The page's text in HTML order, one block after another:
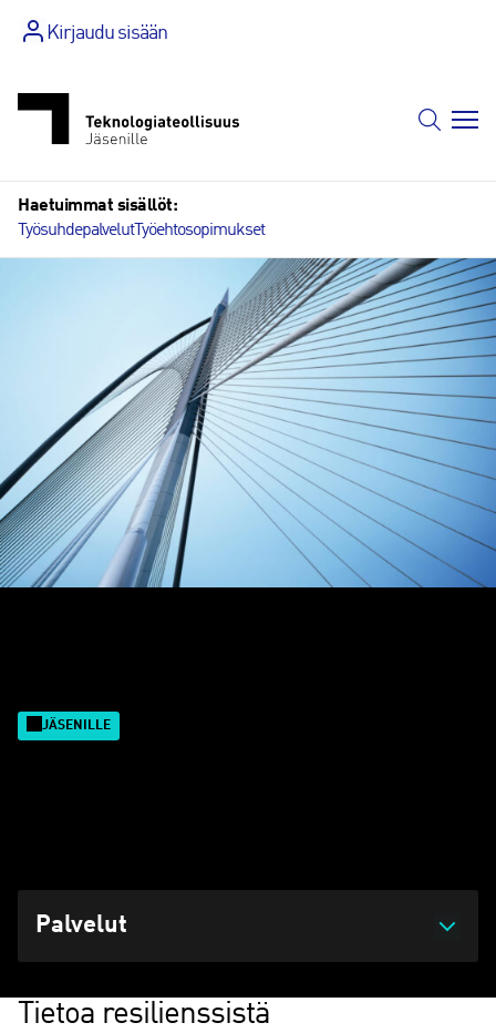
sisältöönKirjaudu sisään
Haetuimmat sisällöt:
TyösuhdepalvelutTyöehtosopimukset
JÄSENILLE
Palvelut
Tietoa resilienssistä